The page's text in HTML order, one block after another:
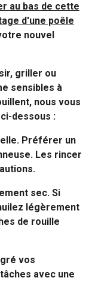
au bas de cette
d'une poêle
nouvel
griller ou
sensibles à
nous vous
dessous :
Préférer un
Les rincer
sec. Si
légèrement
de rouille
vos
avec une